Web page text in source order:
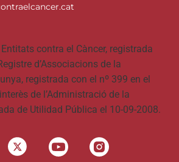
contra el Càncer, registrada
d’Associacions de la
registrada con el nº 399 en el
de l’Administració de la
de Utilidad Pública el 10-09-2008.